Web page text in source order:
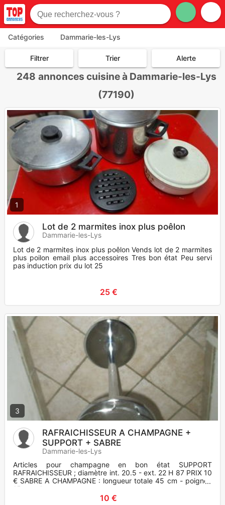
Catégories Dammarie-les-Lys
Filtrer Trier Alerte
248 annonces cuisine à Dammarie-les-Lys
(77190)
1
Lot de 2 marmites inox plus poêlon
Dammarie-les-Lys
Lot de 2 marmites inox plus poêlon Vends lot de 2 marmites
plus poilon email plus accessoires Tres bon état Peu servi
pas induction prix du lot 25
25 €
3
RAFRAICHISSEUR A CHAMPAGNE +
SUPPORT + SABRE
Dammarie-les-Lys
Articles pour champagne en bon état SUPPORT
RAFRAICHISSEUR ; diamètre int. 20.5 - ext. 22 H 87 PRIX 10
€ SABRE A CHAMPAGNE : longueur totale 45 cm - poignée
15 cm - largeur
10 €